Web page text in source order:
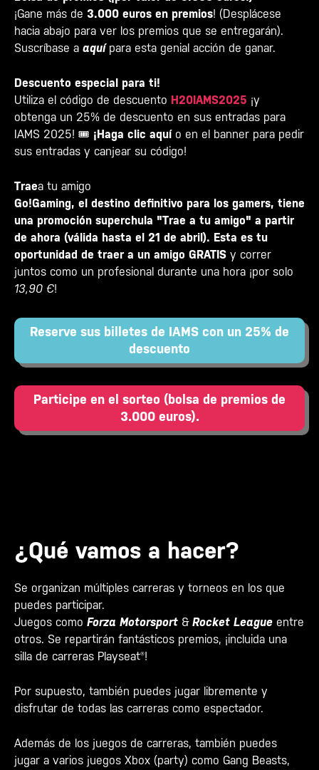
¡Gane más de 3.000 euros en premios! (Desplácese
hacia abajo para ver los premios que se entregarán).
Suscríbase a aquípara esta genial acción de ganar.
Descuento especial para ti!
Utiliza el código de descuento H20IAMS2025 ¡y
obtenga un 25% de descuento en sus entradas para
IAMS 2025! 🎟️ ¡Haga clic aquío en el banner para pedir
sus entradas y canjear su código!
Traea tu amigo
Go!Gaming, el destino definitivo para los gamers, tiene
una promoción superchula "Trae a tu amigo" a partir
de ahora (válida hasta el 21 de abril). Esta es tu
oportunidad de traer a un amigo GRATIS y correr
juntos como un profesional durante una hora ¡por solo
13,90 €!
Reserve sus billetes de IAMS con un 25% de
descuento
Participe en el sorteo (bolsa de premios de
3.000 euros).
¿Qué vamos a hacer?
Se organizan múltiples carreras y torneos en los que
puedes participar.
Juegos como Forza Motorsport & Rocket League entre
otros. Se repartirán fantásticos premios, ¡incluida una
silla de carreras Playseat®!
Por supuesto, también puedes jugar libremente y
disfrutar de todas las carreras como espectador.
Además de los juegos de carreras, también puedes
jugar a varios juegos Xbox (party) como Gang Beasts,